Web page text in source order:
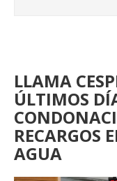
LLAMA
ÚLTIMOS
RECARGOS
AGUA